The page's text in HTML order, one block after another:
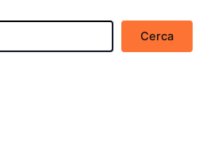
Cerca